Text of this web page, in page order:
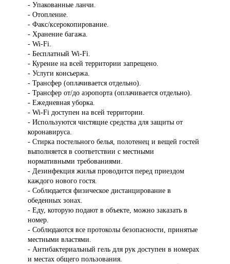
- Упакованные ланчи.
- Отопление.
- Факс/ксерокопирование.
- Хранение багажа.
- Wi-Fi.
- Бесплатный Wi-Fi.
- Курение на всей территории запрещено.
- Услуги консьержа.
- Трансфер (оплачивается отдельно).
- Трансфер от/до аэропорта (оплачивается отдельно).
- Ежедневная уборка.
- Wi-Fi доступен на всей территории.
- Используются чистящие средства для защиты от
коронавируса.
- Стирка постельного белья, полотенец и вещей гостей
выполняется в соответствии с местными
нормативными требованиями.
- Дезинфекция жилья проводится перед приездом
каждого нового гостя.
- Соблюдается физическое дистанцирование в
обеденных зонах.
- Еду, которую подают в объекте, можно заказать в
номер.
- Соблюдаются все протоколы безопасности, принятые
местными властями.
- Антибактериальный гель для рук доступен в номерах
и местах общего пользования.